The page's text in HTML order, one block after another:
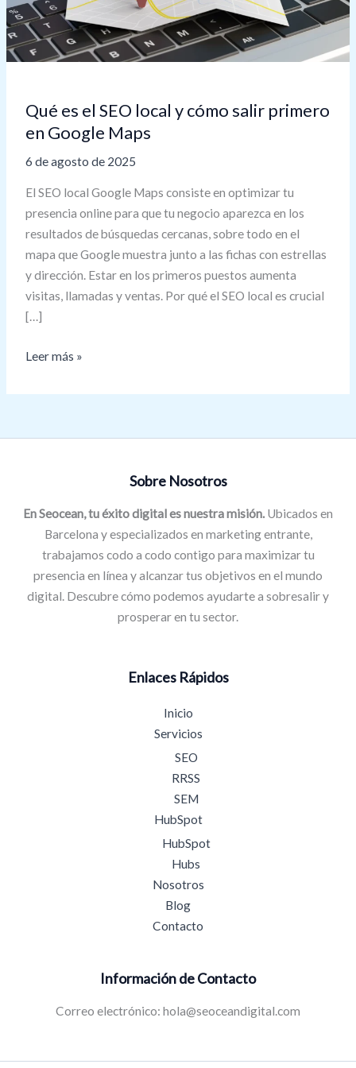
Qué es el SEO local y cómo salir primero
en Google Maps
6 de agosto de 2025
El SEO local Google Maps consiste en optimizar tu
presencia online para que tu negocio aparezca en los
resultados de búsquedas cercanas, sobre todo en el
mapa que Google muestra junto a las fichas con estrellas
y dirección. Estar en los primeros puestos aumenta
visitas, llamadas y ventas. Por qué el SEO local es crucial
[…]
local
y
cómo
en
Google
Leer más »
Sobre Nosotros
En Seocean, tu éxito digital es nuestra misión. Ubicados en
Barcelona y especializados en marketing entrante,
trabajamos codo a codo contigo para maximizar tu
presencia en línea y alcanzar tus objetivos en el mundo
digital. Descubre cómo podemos ayudarte a sobresalir y
prosperar en tu sector.
Enlaces Rápidos
Inicio
Servicios
SEO
RRSS
SEM
HubSpot
HubSpot
Hubs
Nosotros
Blog
Contacto
Información de Contacto
Correo electrónico: hola@seoceandigital.com